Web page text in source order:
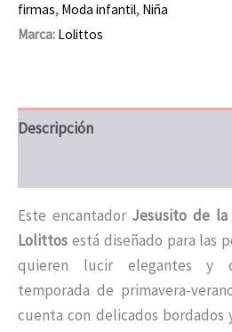
firmas, Moda infantil, Niña
Marca: Lolittos
Descripción
Este encantador Jesusito de la
Lolittos está diseñado para las
quieren lucir elegantes y
temporada de primavera-
cuenta con delicados